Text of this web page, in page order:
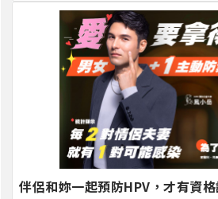
伴侶和妳一起預防HPV，才有資格